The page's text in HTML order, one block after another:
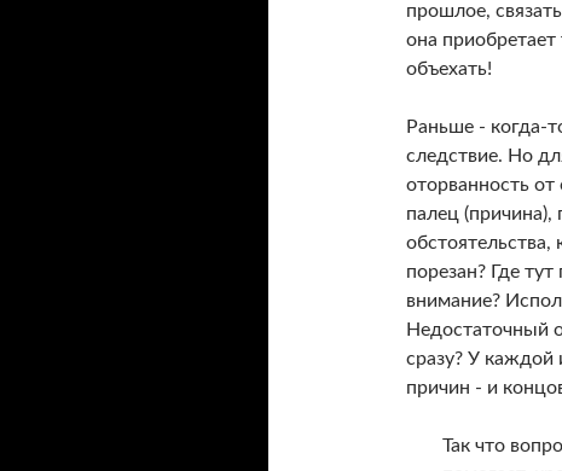
прошлое,
она приобретает
объехать!
Раньше - когда-
следствие. Но
оторванность
палец (причина),
порезан? Где
внимание?
Недостаточный
сразу? У каждой
причин - и
Так что